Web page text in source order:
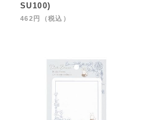
SU100)
462円（税込）